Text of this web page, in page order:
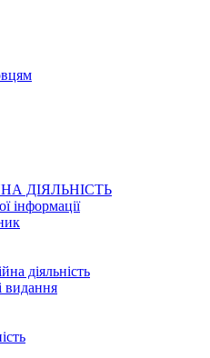
ДІЯЛЬНІСТЬ
інформації
діяльність
видання